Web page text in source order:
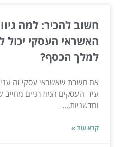
חשוב להכיר: למה
האשראי העסקי יכול
למלך הכסף?
אם חשבת שאשראי עסקי זה
עידן העסקים המודרניים
וחדשניות,...
קרא עוד »